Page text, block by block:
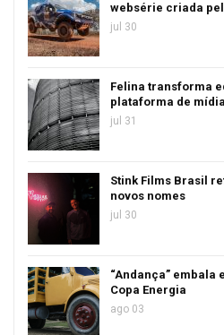
websérie criada
jul 30
Felina transforma
plataforma de
jul 31
Stink Films Brasil
novos nomes
jul 30
“Andança” embala
Copa Energia
ago 03